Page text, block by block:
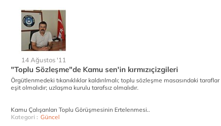
14 Ağustos '11
"Toplu Sözleşme"de Kamu sen'in kırmızıçizgileri
Örgütlenmedeki tıkanıklıklar kaldırılmalı; toplu sözleşme masasındaki taraflar
eşit olmalıdır; uzlaşma kurulu tarafsız olmalıdır.
Kamu Çalışanları Toplu Görüşmesinin Ertelenmesi..
Kategori : Güncel